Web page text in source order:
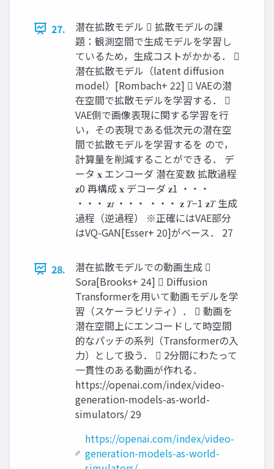
27.
潜在拡散モデル  拡散モデルの課
題：観測空間で生成モデルを学習し
ているため，生成コストがかかる． 
潜在拡散モデル（latent diffusion
model）[Rombach+ 22]  VAEの潜
在空間で拡散モデルを学習する． 
VAE側で画像表現に関する学習を行
い，その表現である低次元の潜在空
間で拡散モデルを学習するを ので，
計算量を削減することができる． デ
ータ 𝐱 エンコーダ 潜在変数 拡散過程
𝐳0 再構成 𝐱 デコーダ 𝐳1 ・・・
・・・ 𝐳𝑡 ・・・ ・・・ 𝐳 𝑇−1 𝐳𝑇 生成
過程（逆過程） ※正確にはVAE部分
はVQ-GAN[Esser+ 20]がベース． 27
28.
潜在拡散モデルでの動画生成 
Sora[Brooks+ 24]  Diffusion
Transformerを用いて動画モデルを学
習（スケーラビリティ）．  動画を
潜在空間上にエンコードして時空間
的なパッチの系列（Transformerの入
力）として扱う．  2分間にわたって
一貫性のある動画が作れる．
https://openai.com/index/video-
generation-models-as-world-
simulators/ 29
https://openai.com/index/video-
generation-models-as-world-